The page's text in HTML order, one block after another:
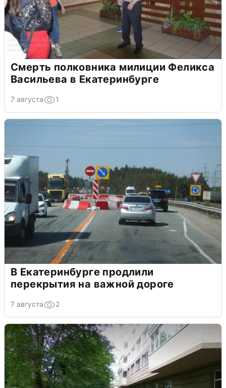
Смерть полковника милиции Феликса
Васильева в Екатеринбурге
7 августа 1
В Екатеринбурге продлили
перекрытия на важной дороге
7 августа 2